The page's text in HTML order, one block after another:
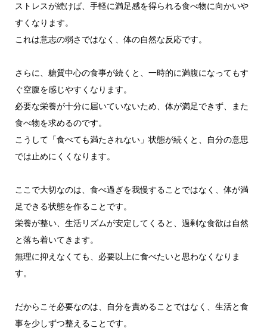
ストレスが続けば、手軽に満足感を得られる食べ物に向かいや
すくなります。
これは意志の弱さではなく、体の自然な反応です。
さらに、糖質中心の食事が続くと、一時的に満腹になってもす
ぐ空腹を感じやすくなります。
必要な栄養が十分に届いていないため、体が満足できず、また
食べ物を求めるのです。
こうして「食べても満たされない」状態が続くと、自分の意思
では止めにくくなります。
ここで大切なのは、食べ過ぎを我慢することではなく、体が満
足できる状態を作ることです。
栄養が整い、生活リズムが安定してくると、過剰な食欲は自然
と落ち着いてきます。
無理に抑えなくても、必要以上に食べたいと思わなくなりま
す。
だからこそ必要なのは、自分を責めることではなく、生活と食
事を少しずつ整えることです。